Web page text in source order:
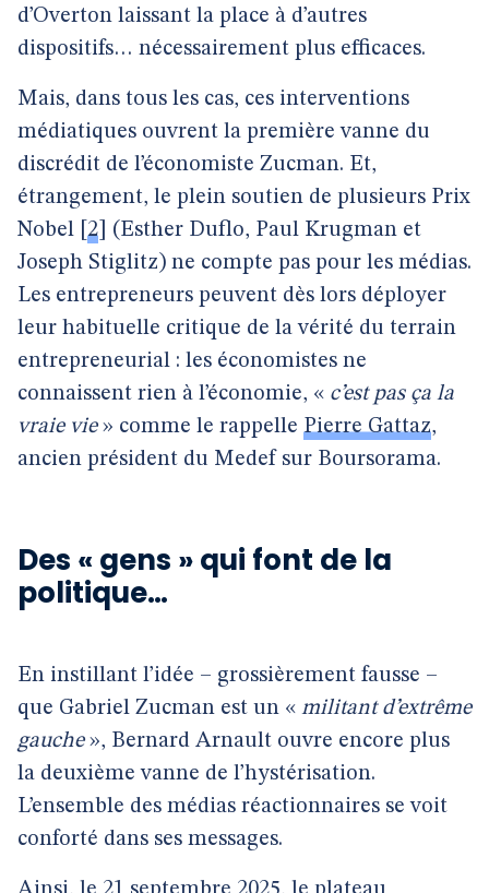
d’Overton laissant la place à d’autres
dispositifs… nécessairement plus efficaces.
Mais, dans tous les cas, ces interventions
médiatiques ouvrent la première vanne du
discrédit de l’économiste Zucman. Et,
étrangement, le plein soutien de plusieurs Prix
Nobel 2
(Esther Duflo, Paul Krugman et
Joseph Stiglitz) ne compte pas pour les médias.
Les entrepreneurs peuvent dès lors déployer
leur habituelle critique de la vérité du terrain
entrepreneurial : les économistes ne
connaissent rien à l’économie, « c’est pas ça la
vraie vie» comme le rappelle Pierre Gattaz,
ancien président du Medef sur Boursorama.
Des « gens » qui font de la
politique…
En instillant l’idée – grossièrement fausse –
que Gabriel Zucman est un « militant d’extrême
gauche», Bernard Arnault ouvre encore plus
la deuxième vanne de l’hystérisation.
L’ensemble des médias réactionnaires se voit
conforté dans ses messages.